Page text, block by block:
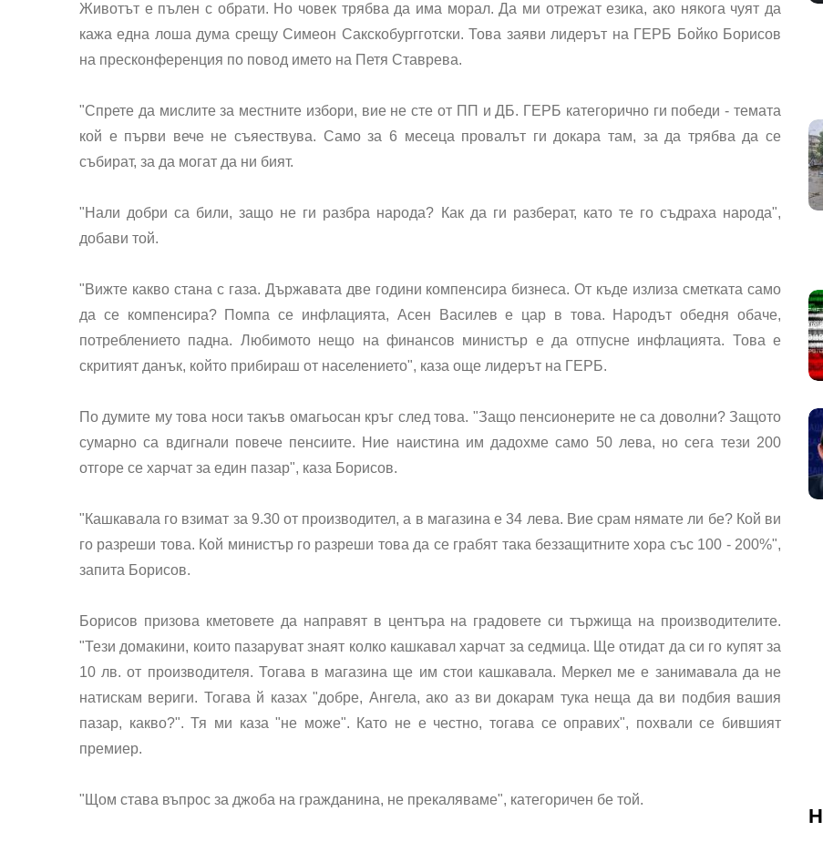
Животът е пълен с обрати. Но човек трябва да има морал. Да ми отрежат езика, ако някога чуят да
кажа една лоша дума срещу Симеон Сакскобургготски. Това заяви лидерът на ГЕРБ Бойко Борисов
на пресконференция по повод името на Петя Ставрева.
"Спрете да мислите за местните избори, вие не сте от ПП и ДБ. ГЕРБ категорично ги победи - темата
кой е първи вече не съяествува. Само за 6 месеца провалът ги докара там, за да трябва да се
събират, за да могат да ни бият.
"Нали добри са били, защо не ги разбра народа? Как да ги разберат, като те го съдраха народа",
добави той.
"Вижте какво стана с газа. Държавата две години компенсира бизнеса. От къде излиза сметката само
да се компенсира?Помпа се инфлацията, Асен Василев е цар в това. Народът обедня обаче,
потреблението падна. Любимото нещо на финансов министър е да отпусне инфлацията. Това е
скритият данък, който прибираш от населението", каза още лидерът на ГЕРБ.
По думите му това носи такъв омагьосан кръг след това. "Защо пенсионерите не са доволни? Защото
сумарно са вдигнали повече пенсиите. Ние наистина им дадохме само 50 лева, но сега тези 200
отгоре се харчат за един пазар", каза Борисов.
"Кашкавала го взимат за 9.30 от производител, а в магазина е 34 лева. Вие срам нямате ли бе? Кой ви
го разреши това. Кой министър го разреши това да се грабят така беззащитните хора със 100 - 200%",
запита Борисов.
Борисов призова кметовете да направят в центъра на градовете си тържища на производителите.
"Тези домакини, които пазаруват знаят колко кашкавал харчат за седмица. Ще отидат да си го купят за
10 лв. от производителя. Тогава в магазина ще им стои кашкавала. Меркел ме е занимавала да не
натискам вериги. Тогава й казах "добре, Ангела, ако аз ви докарам тука неща да ви подбия вашия
пазар, какво?". Тя ми каза "не може". Като не е честно, тогава се оправих", похвали се бившият
премиер.
"Щом става въпрос за джоба на гражданина, не прекаляваме", категоричен бе той.